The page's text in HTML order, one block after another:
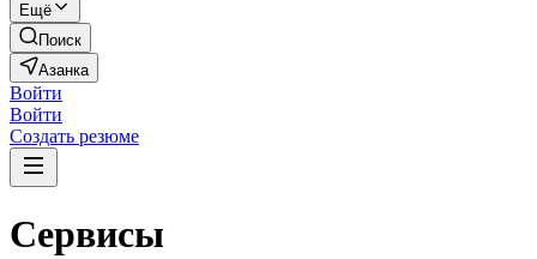
Ещё
Поиск
Азанка
Войти
Войти
Создать резюме
Сервисы